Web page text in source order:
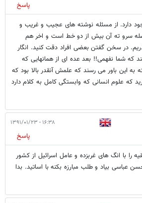
پاسخ
دارد. از مسئله نوشته های عجیب و غریب و
سرو ته آن بیش از دو خط است و اخر هم
در سخن گفتن بعضی افراد دقت کنید. انگار
شما نفهمی!! بعد عده ای از همانهایی که
این باور می رسند که علمش آنقدر بالا بود که
که علوم انسانی که وابستگی کامل به کلام دارد
۱۶:۳۸ - ۱۳۹۱/۰۱/۲۳
پاسخ
را با انگ های غربزده و عامل اسرائیل از کشور
عباسی بیاد و طلب مبارزه بکنه با اساتید. بدا